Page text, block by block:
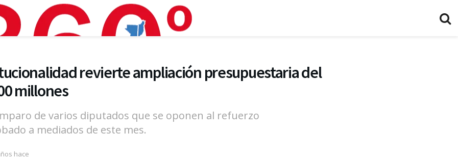
revierte ampliación presupuestaria del
millones
de varios diputados que se oponen al refuerzo
a mediados de este mes.
hace